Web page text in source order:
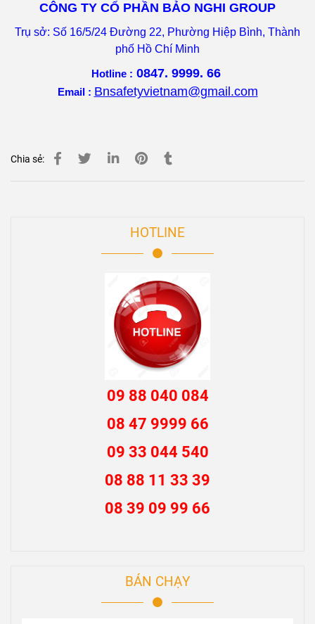
CÔNG TY CỔ PHẦN BẢO NGHI GROUP
Trụ sở: Số 16/5/24 Đường 22, Phường Hiệp Bình, Thành
phố Hồ Chí Minh
Hotline : 0847. 9999. 66
Email : Bnsafetyvietnam@gmail.com
Chia sẻ:
HOTLINE
09 88 040 084
08 47 9999 66
09 33 044 540
08 88 11 33 39
08 39 09 99 66
BÁN CHẠY